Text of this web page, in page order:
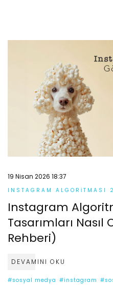
19 Nisan 2026 18:37
INSTAGRAM ALGORITMASI
Instagram
Tasarımları Nasıl
Rehberi)
DEVAMINI OKU
#sosyal medya #instagram